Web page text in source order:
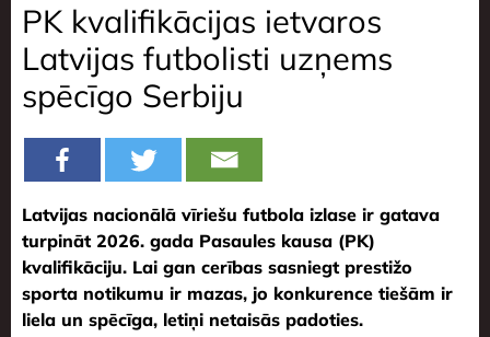
PK kvalifikācijas ietvaros
Latvijas futbolisti uzņems
spēcīgo Serbiju
Latvijas nacionālā vīriešu futbola izlase ir gatava
turpināt 2026. gada Pasaules kausa (PK)
kvalifikāciju. Lai gan cerības sasniegt prestižo
sporta notikumu ir mazas, jo konkurence tiešām ir
liela un spēcīga, letiņi netaisās padoties.